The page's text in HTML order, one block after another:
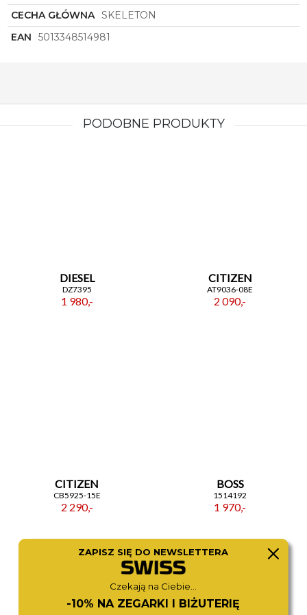
CECHA GŁÓWNA SKELETON
EAN
5013348514981
PODOBNE PRODUKTY
DIESEL
DZ7395
1 980,-
CITIZEN
AT9036-08E
2 090,-
CITIZEN
CB5925-15E
2 290,-
BOSS
1514192
1 970,-
ZAPISZ SIĘ DO NEWSLETTERA
Czekają na Ciebie...
-10% NA ZEGARKI I BIŻUTERIĘ